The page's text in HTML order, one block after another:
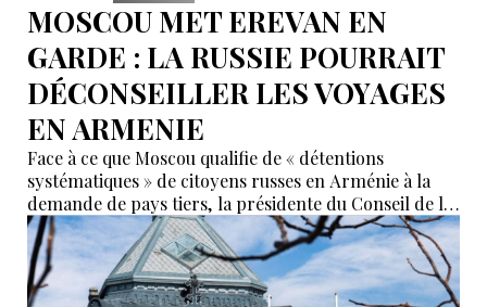
MOSCOU MET EREVAN EN
GARDE : LA RUSSIE POURRAIT
DÉCONSEILLER LES VOYAGES
EN ARMENIE
Face à ce que Moscou qualifie de « détentions
systématiques » de citoyens russes en Arménie à la
demande de pays tiers, la présidente du Conseil de la
Fédération, Valentina Matvienko, a adressé une mise
en garde à Erevan. Selon elle, si cette pratique se
poursuit, la Russie pourrait recommander à ses
ressortissants de renoncer aux voyages en Arménie.